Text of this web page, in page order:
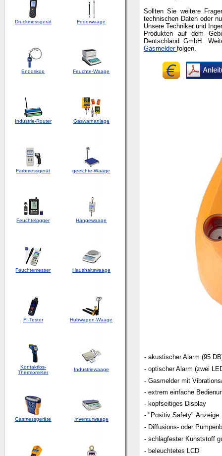
Druckmessgerät Federwaage
Endoskop Feuchte-Waage
Industrie-Router Gaswarnanlage
Farbmessgerät geeichte-Waage
Feuchtelogger Hängewaage
Feuchtemesser Haushaltswaage
FI-Tester Hubwagen-Waage
Kontaktlos-
Thermometer
Industriewaage
Gasmessgeräte Inventurwaage
Sollten Sie weitere
technischen Daten oder
Unsere Techniker und
Produkten auf dem
Deutschland GmbH.
Gasmelder folgen.
- akustischer Alarm (95
- optischer Alarm (zwei
- Gasmelder mit
- extrem einfache
- kopfseitiges Display
- "Positiv Safety" Anzeige
- Diffusions- oder
- schlagfester Kunststoff
- beleuchtetes LCD